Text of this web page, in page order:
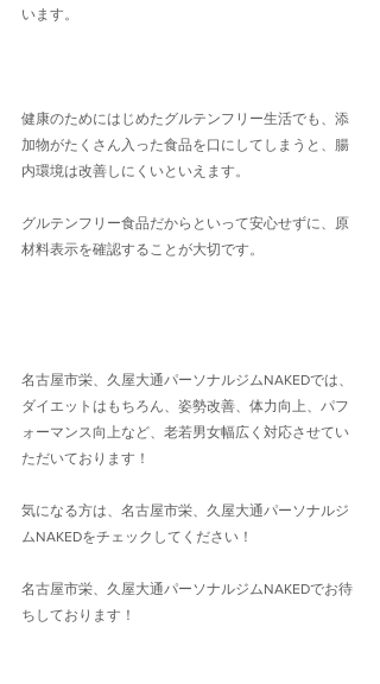
います。
健康のためにはじめたグルテンフリー生活でも、添
加物がたくさん入った食品を口にしてしまうと、腸
内環境は改善しにくいといえます。
グルテンフリー食品だからといって安心せずに、原
材料表示を確認することが大切です。
名古屋市栄、久屋大通パーソナルジムNAKEDでは、
ダイエットはもちろん、姿勢改善、体力向上、パフ
ォーマンス向上など、老若男女幅広く対応させてい
ただいております！
気になる方は、名古屋市栄、久屋大通パーソナルジ
ムNAKEDをチェックしてください！
名古屋市栄、久屋大通パーソナルジムNAKEDでお待
ちしております！